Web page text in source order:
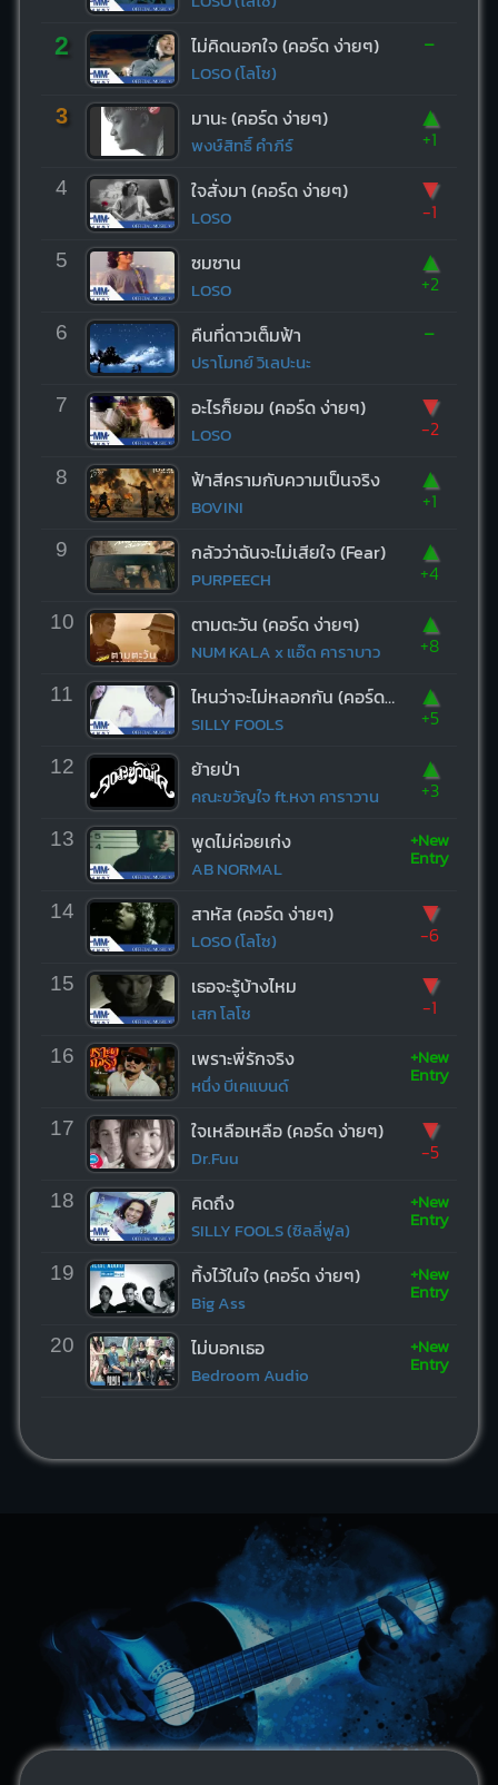
2 ไม่คิดนอกใจ (คอร์ด ง่ายๆ)
LOSO (โลโซ)
-
3 มานะ (คอร์ด ง่ายๆ)
พงษ์สิทธิ์ คำภีร์
▲
+1
4 ใจสั่งมา (คอร์ด ง่ายๆ)
LOSO
▼
-1
5 ซมซาน
LOSO
▲
+2
6 คืนที่ดาวเต็มฟ้า
ปราโมทย์ วิเลปะนะ
-
7 อะไรก็ยอม (คอร์ด ง่ายๆ)
LOSO
▼
-2
8 ฟ้าสีครามกับความเป็นจริง
BOVINI
▲
+1
9 กลัวว่าฉันจะไม่เสียใจ (Fear)
PURPEECH
▲
+4
10 ตามตะวัน (คอร์ด ง่ายๆ)
NUM KALA x แอ๊ด คาราบาว
▲
+8
11 ไหนว่าจะไม่หลอกกัน (คอร์ด ง่ายๆ)
SILLY FOOLS
▲
+5
12 ย้ายป่า
คณะขวัญใจ ft.หงา คาราวาน
▲
+3
13 พูดไม่ค่อยเก่ง
AB NORMAL
+New
Entry
14 สาหัส (คอร์ด ง่ายๆ)
LOSO (โลโซ)
▼
-6
15 เธอจะรู้บ้างไหม
เสก โลโซ
▼
-1
16 เพราะพี่รักจริง
หนึ่ง บีเคแบนด์
+New
Entry
17 ใจเหลือเหลือ (คอร์ด ง่ายๆ)
Dr.Fuu
▼
-5
18 คิดถึง
SILLY FOOLS (ซิลลี่ฟูล)
+New
Entry
19 ทิ้งไว้ในใจ (คอร์ด ง่ายๆ)
Big Ass
+New
Entry
20 ไม่บอกเธอ
Bedroom Audio
+New
Entry